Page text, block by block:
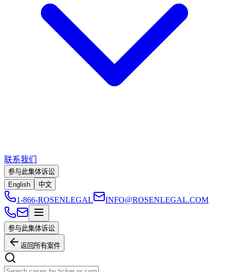
联系我们
参与此集体诉讼
English
中文
1-866-ROSENLEGAL INFO@ROSENLEGAL.COM
参与此集体诉讼
返回所有案件